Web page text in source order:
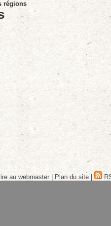
régions
au webmaster Plan du site